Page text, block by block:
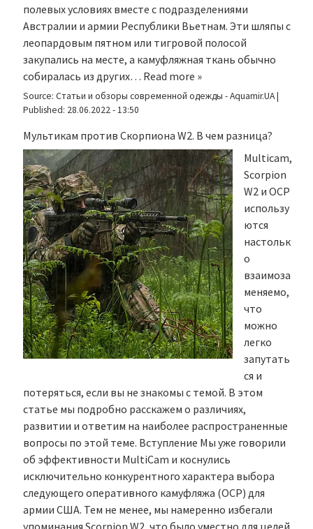
полевых условиях вместе с подразделениями
Австралии и армии Республики Вьетнам. Эти шляпы с
леопардовым пятном или тигровой полосой
закупались на месте, а камуфляжная ткань обычно
собиралась из других… Read more »
Source: Статьи и обзоры современной одежды - Aquamir.UA|
Published: 28.06.2022 - 13:50
Мультикам против Скорпиона W2. В чем разница?
Multicam,
Scorpion
W2 и OCP
использу
ются
настольк
о
взаимоза
меняемо,
что
можно
легко
запутать
ся и
потеряться, если вы не знакомы с темой. В этом
статье мы подробно расскажем о различиях,
развитии и ответим на наиболее распространенные
вопросы по этой теме. Вступление Мы уже говорили
об эффективности MultiCam и коснулись
исключительно конкурентного характера выбора
следующего оперативного камуфляжа (OCP) для
армии США. Тем не менее, мы намеренно избегали